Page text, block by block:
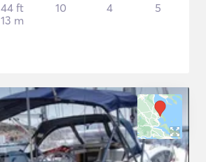
44 ft
13 m
10 4 5